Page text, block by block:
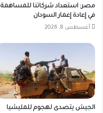
مصر: استعداد شركاتنا للمساهمة
في إعادة إعمار السودان
أغسطس 8, 2026
الجيش يتصدى لهجوم للمليشيا